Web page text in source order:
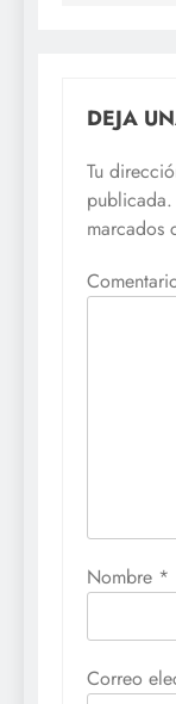
DEJA
Tu
publicada.
marcados
Nombre *
Correo